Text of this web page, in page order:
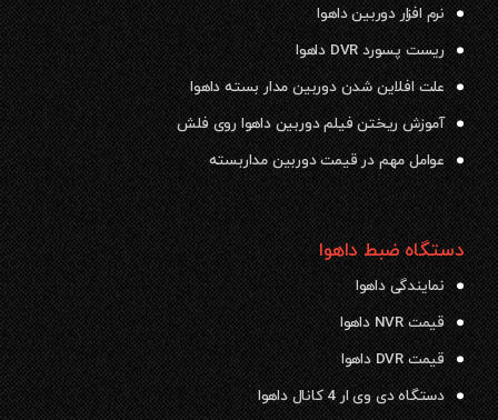
نرم افزار دوربین داهوا
ریست پسورد DVR داهوا
علت افلاین شدن دوربین مدار بسته داهوا
آموزش ریختن فیلم دوربین داهوا روی فلش
عوامل مهم در قیمت دوربین مداربسته
دستگاه ضبط داهوا
نمایندگی داهوا
قیمت NVR داهوا
قیمت DVR داهوا
دستگاه دی وی ار 4 کانال داهوا